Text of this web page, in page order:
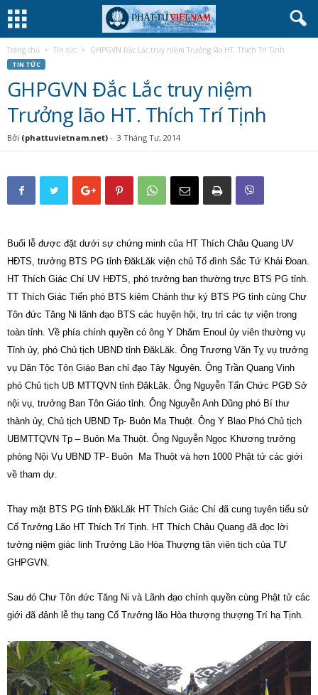
Trang chủ Tin tức GHPGVN Đắc Lắc truy niệm Trưởng lão HT. Thích Trí Tịnh
TIN TỨC
GHPGVN Đắc Lắc truy niệm
Trưởng lão HT. Thích Trí Tịnh
Bởi (phattuvietnam.net) - 3 Tháng Tư, 2014
Buổi lễ được đặt dưới sự chứng minh của HT Thích Châu Quang UV
HĐTS, trưởng BTS PG tỉnh ĐăkLăk viện chủ Tổ đình Sắc Tứ Khải Đoan.
HT Thích Giác Chí UV HĐTS, phó trưởng ban thường trực BTS PG tỉnh.
TT Thích Giác Tiến phó BTS kiêm Chánh thư ký BTS PG tỉnh cùng Chư
Tôn đức Tăng Ni lãnh đạo BTS các huyện hội, trụ trì các tự viện trong
toàn tỉnh. Về phía chính quyền có ông Y Dhăm Enoul ủy viên thường vụ
Tỉnh ủy, phó Chủ tịch UBND tỉnh ĐăkLăk. Ông Trương Văn Tỵ vụ trưởng
vụ Dân Tộc Tôn Giáo Ban chỉ đạo Tây Nguyên. Ông Trần Quang Vinh
phó Chủ tịch UB MTTQVN tỉnh ĐăkLăk. Ông Nguyễn Tấn Chức PGĐ Sở
nội vụ, trưởng Ban Tôn Giáo tỉnh. Ông Nguyễn Anh Dũng phó Bí thư
thành ủy, Chủ tịch UBND Tp- Buôn Ma Thuột. Ông Y Blao Phó Chủ tịch
UBMTTQVN Tp – Buôn Ma Thuột. Ông Nguyễn Ngọc Khương trưởng
phòng Nội Vụ UBND TP- Buôn Ma Thuột và hơn 1000 Phật tử các giới
về tham dự.
Thay mặt BTS PG tỉnh ĐăkLăk HT Thích Giác Chí đã cung tuyên tiểu sử
Cố Trưởng Lão HT Thích Trí Tịnh. HT Thích Châu Quang đã đọc lời
tưởng niệm giác linh Trưởng Lão Hòa Thượng tân viên tịch của TƯ
GHPGVN.
Sau đó Chư Tôn đức Tăng Ni và Lãnh đạo chính quyền cùng Phật tử các
giới đã đảnh lễ thụ tang Cố Trưởng lão Hòa thượng thượng Trí hạ Tịnh.